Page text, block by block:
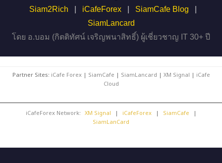
Siam2Rich
iCafeForex SiamCafe Blog
SiamLancard
โดย อ.บอม (กิตติทัศน์ เจริญพนาสิทธิ์) ผู้เชี่ยวชาญ IT 30+ ปี
Partner Sites: iCafe Forex| SiamCafe | SiamLancard | XM Signal | iCafe
Cloud
iCafeForex Network: XM Signal | iCafeForex | SiamCafe
|
SiamLanCard